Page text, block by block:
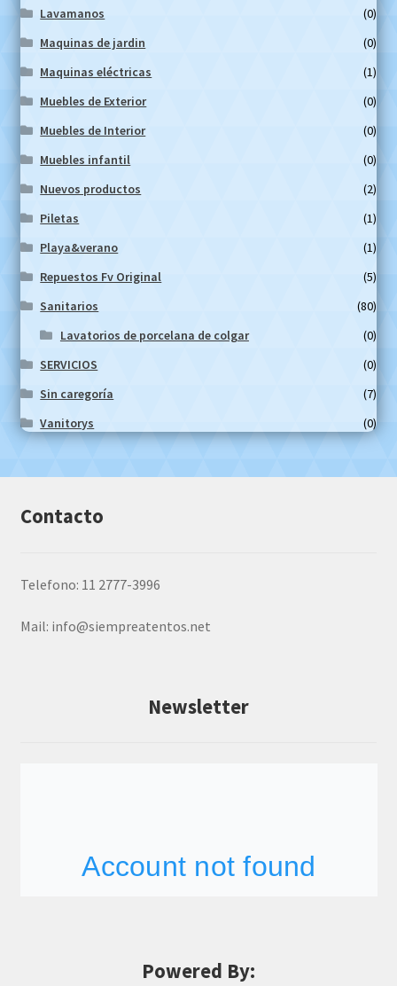
Lavamanos
(0)
Maquinas de jardin
(0)
Maquinas eléctricas
(1)
Muebles de Exterior
(0)
Muebles de Interior
(0)
Muebles infantil
(0)
Nuevos productos
(2)
Piletas
(1)
Playa&verano
(1)
Repuestos Fv Original
(5)
Sanitarios
(80)
Lavatorios de porcelana de colgar
(0)
SERVICIOS
(0)
Sin caregoría
(7)
Vanitorys
(0)
Contacto
Telefono: 11 2777-3996
Mail: info@siempreatentos.net
Newsletter
Powered By: